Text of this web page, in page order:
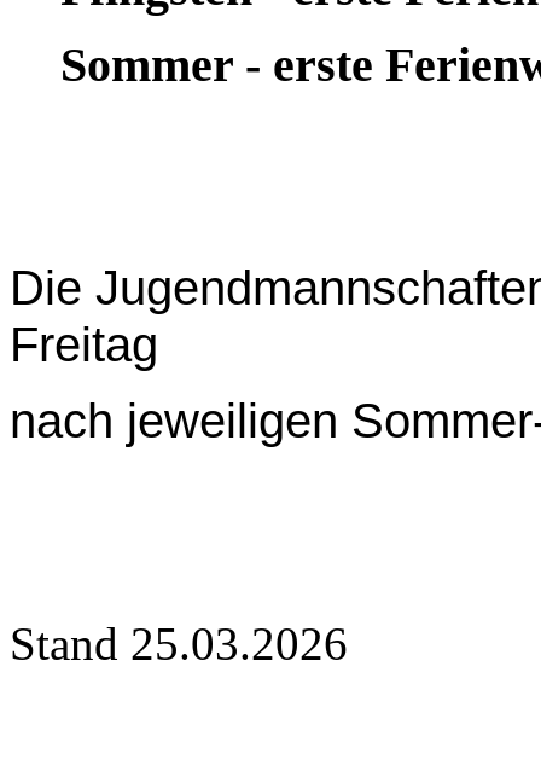
Sommer - erste
Die
Freitag
nach jeweiligen
Stand 25.03.2026